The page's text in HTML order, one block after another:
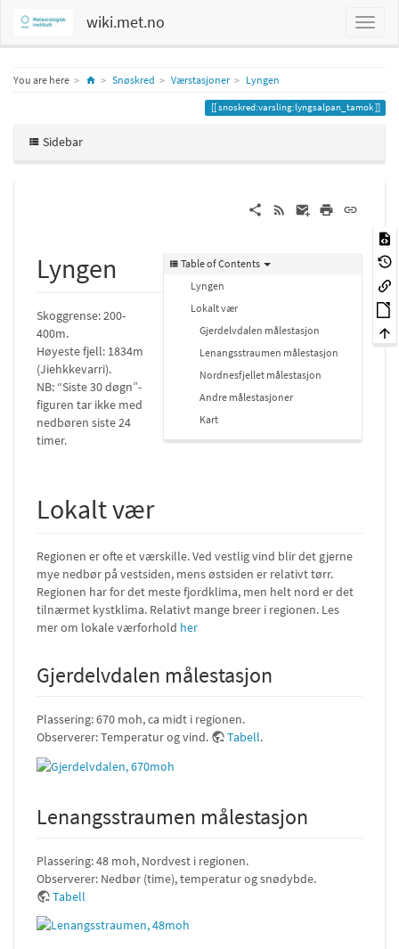
wiki.met.no
You are here HomeSnøskred Værstasjoner Lyngen
snoskred:varsling:lyngsalpan_tamok
Sidebar
Table of Contents
Lyngen
Lokalt vær
Gjerdelvdalen målestasjon
Lenangsstraumen målestasjon
Nordnesfjellet målestasjon
Andre målestasjoner
Kart
Lyngen
Skoggrense: 200-
400m.
Høyeste fjell: 1834m
(Jiehkkevarri).
NB: “Siste 30 døgn”-
figuren tar ikke med
nedbøren siste 24
timer.
Lokalt vær
Regionen er ofte et værskille. Ved vestlig vind blir det gjerne
mye nedbør på vestsiden, mens østsiden er relativt tørr.
Regionen har for det meste fjordklima, men helt nord er det
tilnærmet kystklima. Relativt mange breer i regionen. Les
mer om lokale værforhold her
Gjerdelvdalen målestasjon
Plassering: 670 moh, ca midt i regionen.
Observerer: Temperatur og vind.
Tabell.
Lenangsstraumen målestasjon
Plassering: 48 moh, Nordvest i regionen.
Observerer: Nedbør (time), temperatur og snødybde.
Tabell